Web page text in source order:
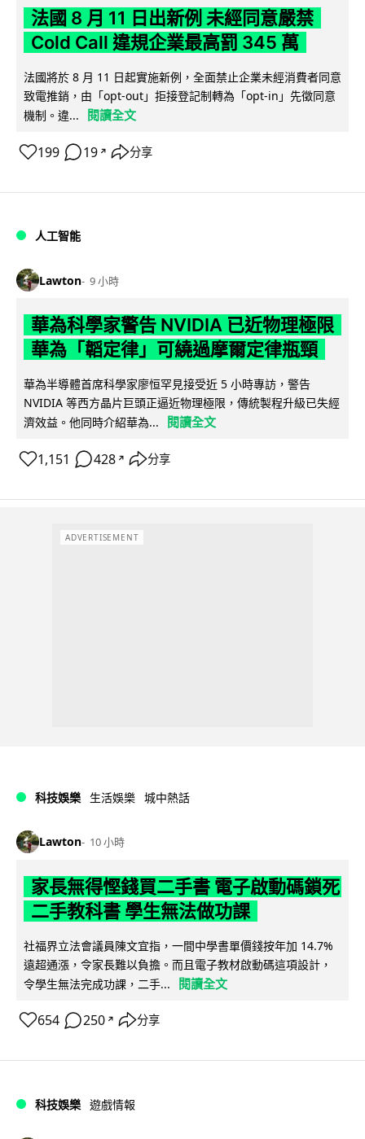
法國 8 月 11 日出新例 未經同意嚴禁
Cold Call 違規企業最高罰 345 萬
法國將於 8 月 11 日起實施新例，全面禁止企業未經消費者同意
致電推銷，由「opt-out」拒接登記制轉為「opt-in」先徵同意
機制。違...
閱讀全文
199 19 ↗ 分享
人工智能
Lawton 9 小時
華為科學家警告 NVIDIA 已近物理極限
華為「韜定律」可繞過摩爾定律瓶頸
華為半導體首席科學家廖恒罕見接受近 5 小時專訪，警告
NVIDIA 等西方晶片巨頭正逼近物理極限，傳統製程升級已失經
濟效益。他同時介紹華為...
閱讀全文
1,151 428 ↗ 分享
ADVERTISEMENT
科技娛樂 生活娛樂 城中熱話
Lawton 10 小時
家長無得慳錢買二手書 電子啟動碼鎖死
二手教科書 學生無法做功課
社福界立法會議員陳文宜指，一間中學書單價錢按年加 14.7%
遠超通漲，令家長難以負擔。而且電子教材啟動碼這項設計，
令學生無法完成功課，二手...
閱讀全文
654 250 ↗ 分享
科技娛樂 遊戲情報